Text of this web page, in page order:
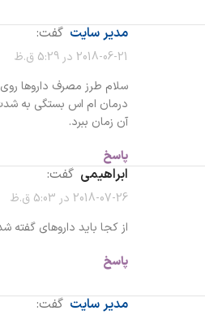
مدیر سایت گفت:
2018-06-21 در 5:29 ق.ظ
سلام طرز مصرف داروها
درمان ام اس بستگی به
آن زمان ببرد.
پاسخ
ابراهیمی گفت:
2018-07-26 در 5:03 ق.ظ
از کجا باید داروهای گفته
پاسخ
مدیر سایت گفت: